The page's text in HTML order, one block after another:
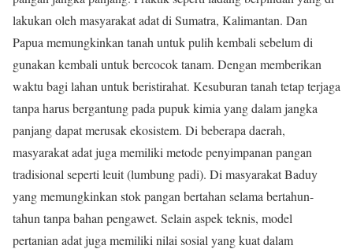
lakukan oleh masyarakat adat di Sumatra, Kalimantan. Dan
Papua memungkinkan tanah untuk pulih kembali sebelum di
gunakan kembali untuk bercocok tanam. Dengan memberikan
waktu bagi lahan untuk beristirahat. Kesuburan tanah tetap terjaga
tanpa harus bergantung pada pupuk kimia yang dalam jangka
panjang dapat merusak ekosistem. Di beberapa daerah,
masyarakat adat juga memiliki metode penyimpanan pangan
tradisional seperti leuit (lumbung padi). Di masyarakat Baduy
yang memungkinkan stok pangan bertahan selama bertahun-
tahun tanpa bahan pengawet. Selain aspek teknis, model
pertanian adat juga memiliki nilai sosial yang kuat dalam